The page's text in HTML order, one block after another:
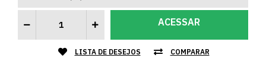
ACESSAR
LISTA DE DESEJOS COMPARAR